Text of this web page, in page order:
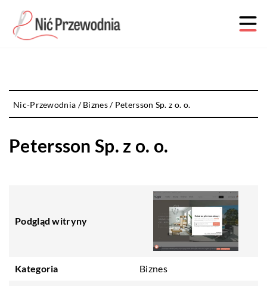
Nic-Przewodnia /Biznes/ Petersson Sp. z o. o.
Petersson Sp. z o. o.
Podgląd witryny
Kategoria Biznes